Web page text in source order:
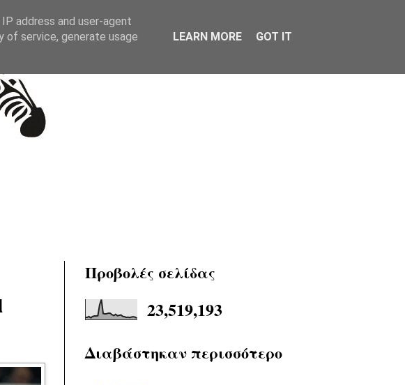
Προβολές σελίδας
23,519,193
Διαβάστηκαν περισσότερο
address and user-agent
of service, generate usage
LEARN MORE GOT IT